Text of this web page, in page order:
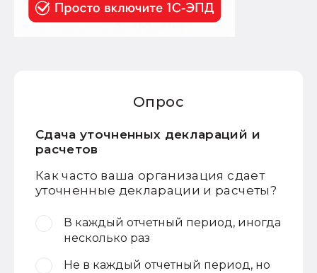
Опрос
Сдача уточненных деклараций и
расчетов
Как часто ваша организация сдает
уточненные декларации и расчеты?
В каждый отчетный период, иногда
несколько раз
Не в каждый отчетный период, но